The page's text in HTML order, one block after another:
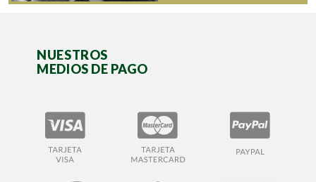
NUESTROS
MEDIOS DE PAGO